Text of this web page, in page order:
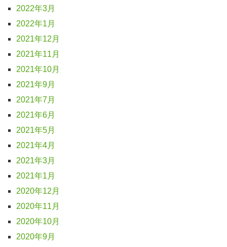
2022年3月
2022年1月
2021年12月
2021年11月
2021年10月
2021年9月
2021年7月
2021年6月
2021年5月
2021年4月
2021年3月
2021年1月
2020年12月
2020年11月
2020年10月
2020年9月